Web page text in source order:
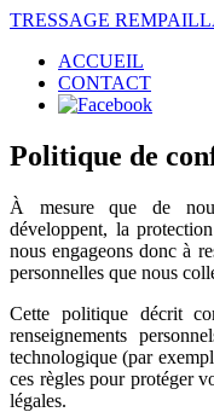
TRESSAGE
ACCUEIL
CONTACT
Politique de
À mesure que de
développent, la
nous engageons donc à
personnelles que nous
Cette politique décrit
renseignements
technologique (par
ces règles pour protéger
légales.